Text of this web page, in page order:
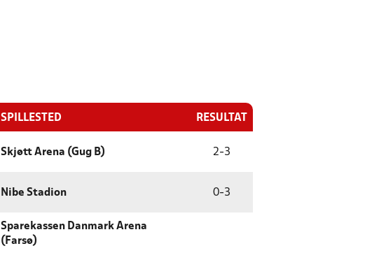
SPILLESTED RESULTAT
Skjøtt Arena (Gug B) 2-3
Nibe Stadion 0-3
Sparekassen Danmark Arena
(Farsø)